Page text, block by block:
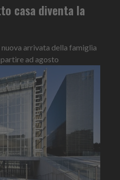
casa diventa la
arrivata della famiglia
ad agosto